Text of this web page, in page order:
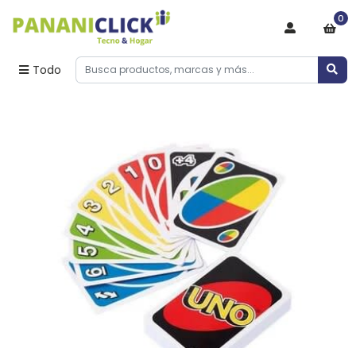
Todo
0